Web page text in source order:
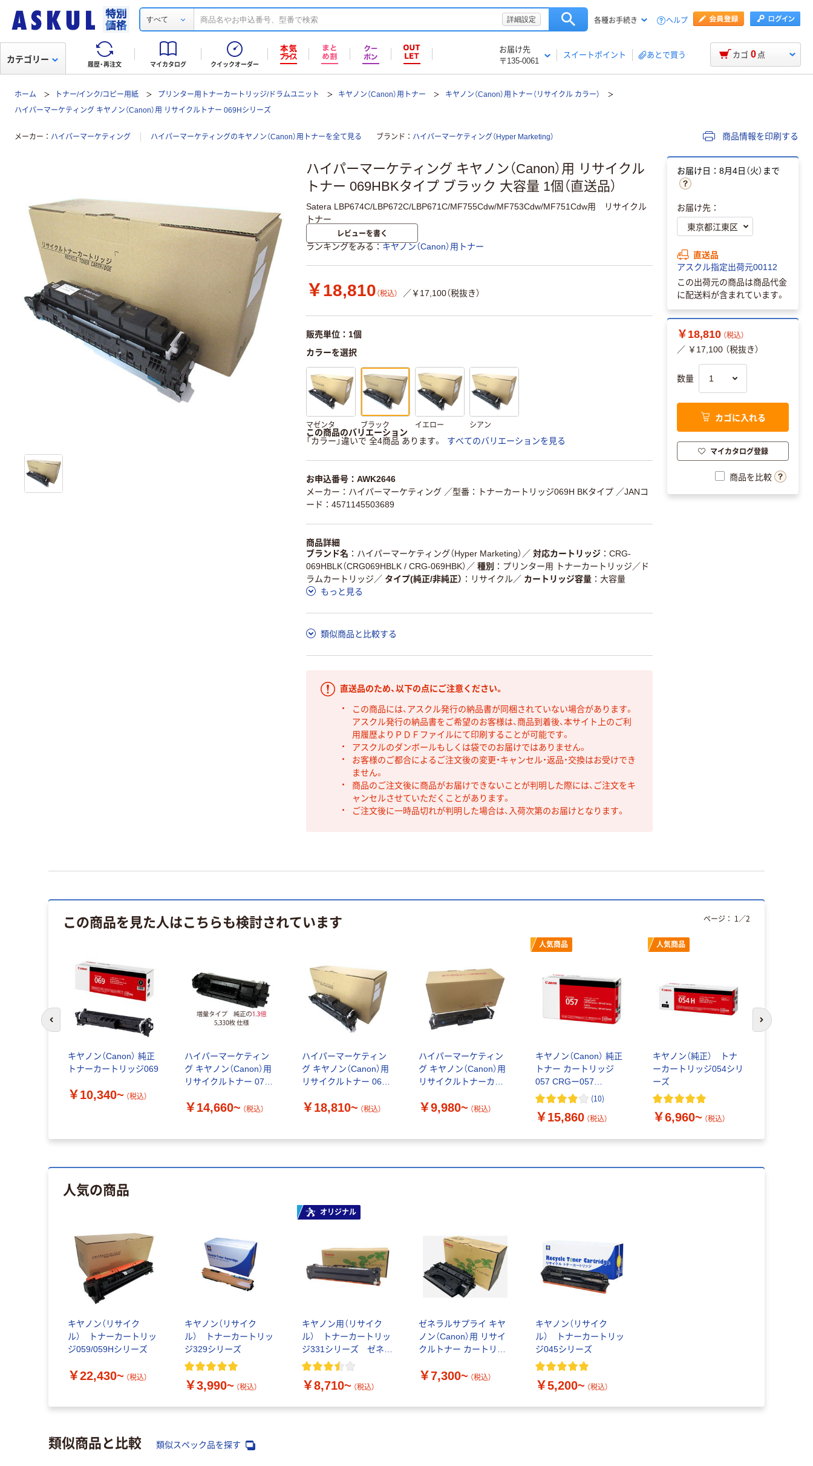
すべて 詳細設定 各種お手続き ヘルプ
履歴・再注文 マイカタログ クイックオーダー
お届け先
〒135-0061
スイートポイント あとで買う
カテゴリー カゴ 0 点
ホーム トナー/インク/コピー用紙 プリンター用トナーカートリッジ/ドラムユニット キヤノン（Canon）用トナー
キヤノン（Canon）用トナー（リサイクル カラー）
ハイパーマーケティング キヤノン（Canon）用 リサイクルトナー 069Hシリーズ
メーカー ハイパーマーケティング ハイパーマーケティングのキヤノン（Canon）用トナーを全て見る ブランド ハイパーマーケティング（Hyper Marketing） 商品情報を印刷する
ハイパーマーケティング キヤノン（Canon）用 リサイクル
トナー 069HBKタイプ ブラック 大容量 1個（直送品）
Satera LBP674C/LBP672C/LBP671C/MF755Cdw/MF753Cdw/MF751Cdw用 リサイクル
トナー
レビューを書く
ランキングをみる キヤノン（Canon）用トナー
￥18,810 （税込） ／￥17,100（税抜き）
販売単位：1個
カラーを選択
マゼンタ ブラック イエロー シアン
この商品のバリエーション
「カラー」違いで 全4商品 あります。
すべてのバリエーションを見る
お申込番号：AWK2646
メーカー：ハイパーマーケティング ／型番：トナーカートリッジ069H BKタイプ ／JANコ
ード：4571145503689
商品詳細
ブランド名
ハイパーマーケティング（Hyper Marketing） ／ 対応カートリッジ
CRG-
069HBLK（CRG069HBLK / CRG-069HBK） ／ 種別
プリンター用 トナーカートリッジ／ド
ラムカートリッジ ／ タイプ(純正/非純正） リサイクル／ カートリッジ容量
大容量
もっと見る
類似商品と比較する
直送品のため、以下の点にご注意ください。
この商品には、アスクル発行の納品書が同梱されていない場合があります。
アスクル発行の納品書をご希望のお客様は、商品到着後、本サイト上のご利
用履歴よりＰＤＦファイルにて印刷することが可能です。
アスクルのダンボールもしくは袋でのお届けではありません。
お客様のご都合によるご注文後の変更・キャンセル・返品・交換はお受けでき
ません。
商品のご注文後に商品がお届けできないことが判明した際には、ご注文をキ
ャンセルさせていただくことがあります。
ご注文後に一時品切れが判明した場合は、入荷次第のお届けとなります。
お届け日：8月4日（火）まで
お届け先：
直送品
アスクル指定出荷元00112
この出荷元の商品は商品代金
に配送料が含まれています。
￥18,810 （税込）
／ ￥17,100 （税抜き）
数量
カゴに入れる
マイカタログ登録
商品を比較
この商品を見た人はこちらも検討されています
キヤノン（Canon） 純正
トナーカートリッジ069
￥10,340~ （税込）
ハイパーマーケティン
グ キヤノン（Canon）用
リサイクルトナー 072H
￥14,660~ （税込）
ハイパーマーケティン
グ キヤノン（Canon）用
リサイクルトナー 069H
￥18,810~ （税込）
ハイパーマーケティン
グ キヤノン（Canon）用
リサイクルトナーカー
リッジ069
￥9,980~ （税込）
人気商品
キヤノン（Canon） 純正
トナー カートリッジ
057 CRGー057
3009C003 1個 (10)
￥15,860 （税込）
人気商品
キヤノン（純正） トナ
ーカートリッジ054シリ
ーズ
￥6,960~ （税込）
ページ： 1 ／2
前のスライドへ 次のスライド
人気の商品
キヤノン（リサイク
ル） トナーカートリッ
ジ059/059Hシリーズ
￥22,430~ （税込）
キヤノン（リサイク
ル） トナーカートリッ
ジ329シリーズ
￥3,990~ （税込）
オリジナル
キヤノン用（リサイク
ル） トナーカートリッ
ジ331シリーズ ゼネラ
ル
￥8,710~ （税込）
ゼネラルサプライ キヤ
ノン（Canon）用 リサイ
クルトナー カートリッ
￥7,300~ （税込）
キヤノン（リサイク
ル） トナーカートリッ
ジ045シリーズ
￥5,200~ （税込）
類似商品と比較 類似スペック品を探す